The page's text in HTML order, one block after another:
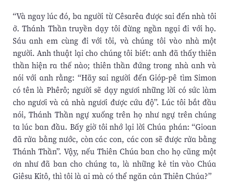
“Và ngay lúc đó, ba người từ Cêsarêa được sai đến nhà tôi
ở. Thánh Thần truyền dạy tôi đừng ngần ngại đi với họ.
Sáu anh em cùng đi với tôi, và chúng tôi vào nhà một
người. Anh thuật lại cho chúng tôi biết: anh đã thấy thiên
thần hiện ra thế nào; thiên thần đứng trong nhà anh và
nói với anh rằng: “Hãy sai người đến Gióp-pê tìm Simon
có tên là Phêrô; người sẽ dạy ngươi những lời có sức làm
cho ngươi và cả nhà ngươi được cứu độ”. Lúc tôi bắt đầu
nói, Thánh Thần ngự xuống trên họ như ngự trên chúng
ta lúc ban đầu. Bấy giờ tôi nhớ lại lời Chúa phán: “Gioan
đã rửa bằng nước, còn các con, các con sẽ được rửa bằng
Thánh Thần”. Vậy, nếu Thiên Chúa ban cho họ cũng một
ơn như đã ban cho chúng ta, là những kẻ tin vào Chúa
Giêsu Kitô, thì tôi là ai mà có thể ngăn cản Thiên Chúa?”